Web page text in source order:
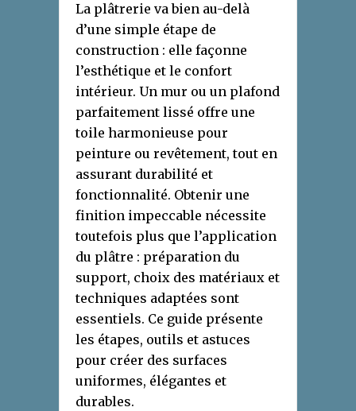
La plâtrerie va bien au-delà
d’une simple étape de
construction : elle façonne
l’esthétique et le confort
intérieur. Un mur ou un plafond
parfaitement lissé offre une
toile harmonieuse pour
peinture ou revêtement, tout en
assurant durabilité et
fonctionnalité. Obtenir une
finition impeccable nécessite
toutefois plus que l’application
du plâtre : préparation du
support, choix des matériaux et
techniques adaptées sont
essentiels. Ce guide présente
les étapes, outils et astuces
pour créer des surfaces
uniformes, élégantes et
durables.